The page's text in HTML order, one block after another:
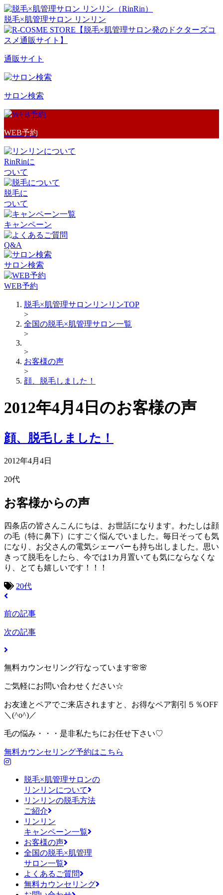
脱毛×肌管理サロン リンリン
通販サイト
サロン検索
WEB予約
RinRinに
ついて
脱毛に
ついて
キャンペーン
Q&A
サロン検索
WEB予約
脱毛×肌管理サロンリンリンTOP
>
全国の脱毛×肌管理サロン一覧
>
>
お客様の声
>
顔、脱毛しました！
2012年4月4日のお客様の声
顔、脱毛しました！
2012年4月4日
20代
お客様からの声
四条店の皆さんこんにちは、お世話になります。わたしは顔
の毛（特に鼻下）にすごく悩んでいました。毎日そっても気
になり、お父さんの電気シェーバーも持ち出しました。思い
きって脱毛をしたら、今では1カ月置いても気にならなくな
り、とても嬉しいです！！！
20代
前の記事
次の記事
無料カウンセリング行なっています🌸🌸
ご気軽にお問い合わせください☆
お友達とペアでご来店されますと、お得なペア割引５％OFF
＼(^o^)／
毛の悩み・・・是非私たちにお任せ下さい♡
無料カウンセリング予約はこちら
脱毛×肌管理サロンの
リンリンについて
リンリンの脱毛方法
ご紹介
リンリン
キャンペーン一覧
お客様の声
全国の脱毛×肌管理
サロン一覧
よくあるご質問
無料カウンセリング